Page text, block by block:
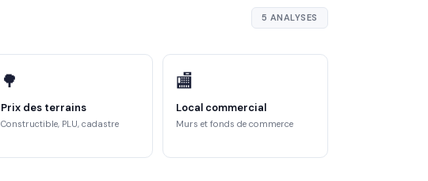
5 ANALYSES
🌳
Prix des terrains
Constructible, PLU, cadastre
🏬
Local commercial
Murs et fonds de commerce